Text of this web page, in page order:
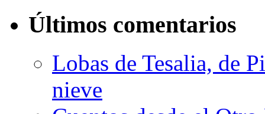
Últimos comentarios
Lobas de Tesalia, de
nieve